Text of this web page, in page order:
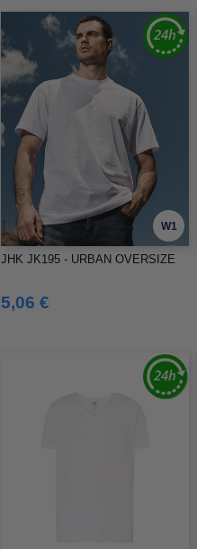
W1
JHK JK195 - URBAN OVERSIZE
5,06 €